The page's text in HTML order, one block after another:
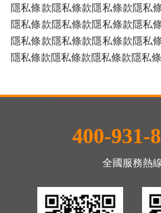
隱私條款隱私條款隱私條款隱私
隱私條款隱私條款隱私條款隱私
隱私條款隱私條款隱私條款隱私
隱私條款隱私條款隱私條款隱私
400-931-
全國服務熱